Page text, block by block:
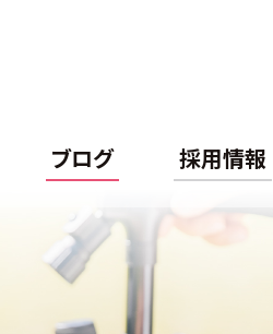
ブログ 採用情報